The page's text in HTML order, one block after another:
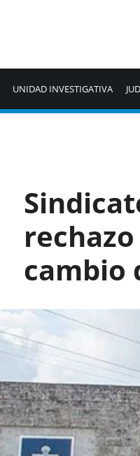
UNIDAD INVESTIGATIVA
cambio